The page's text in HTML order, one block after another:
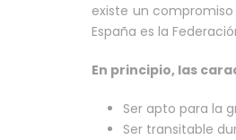
existe un
España es la
En principio, las
Ser apto para la
Ser transitable